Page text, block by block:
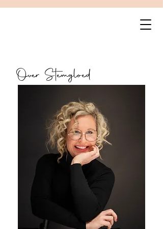
Over Stemgloed